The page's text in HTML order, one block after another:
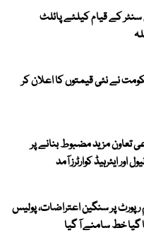
کے قیام کیلئے پائلٹ
نے نئی قیمتوں کا اعلان کر
تعاون مزید مضبوط بنانے پر
اور ایئرہیڈ کوارٹرز آمد
پر سنگین اعتراضات، پولیس
گیا خط سامنے آ گیا